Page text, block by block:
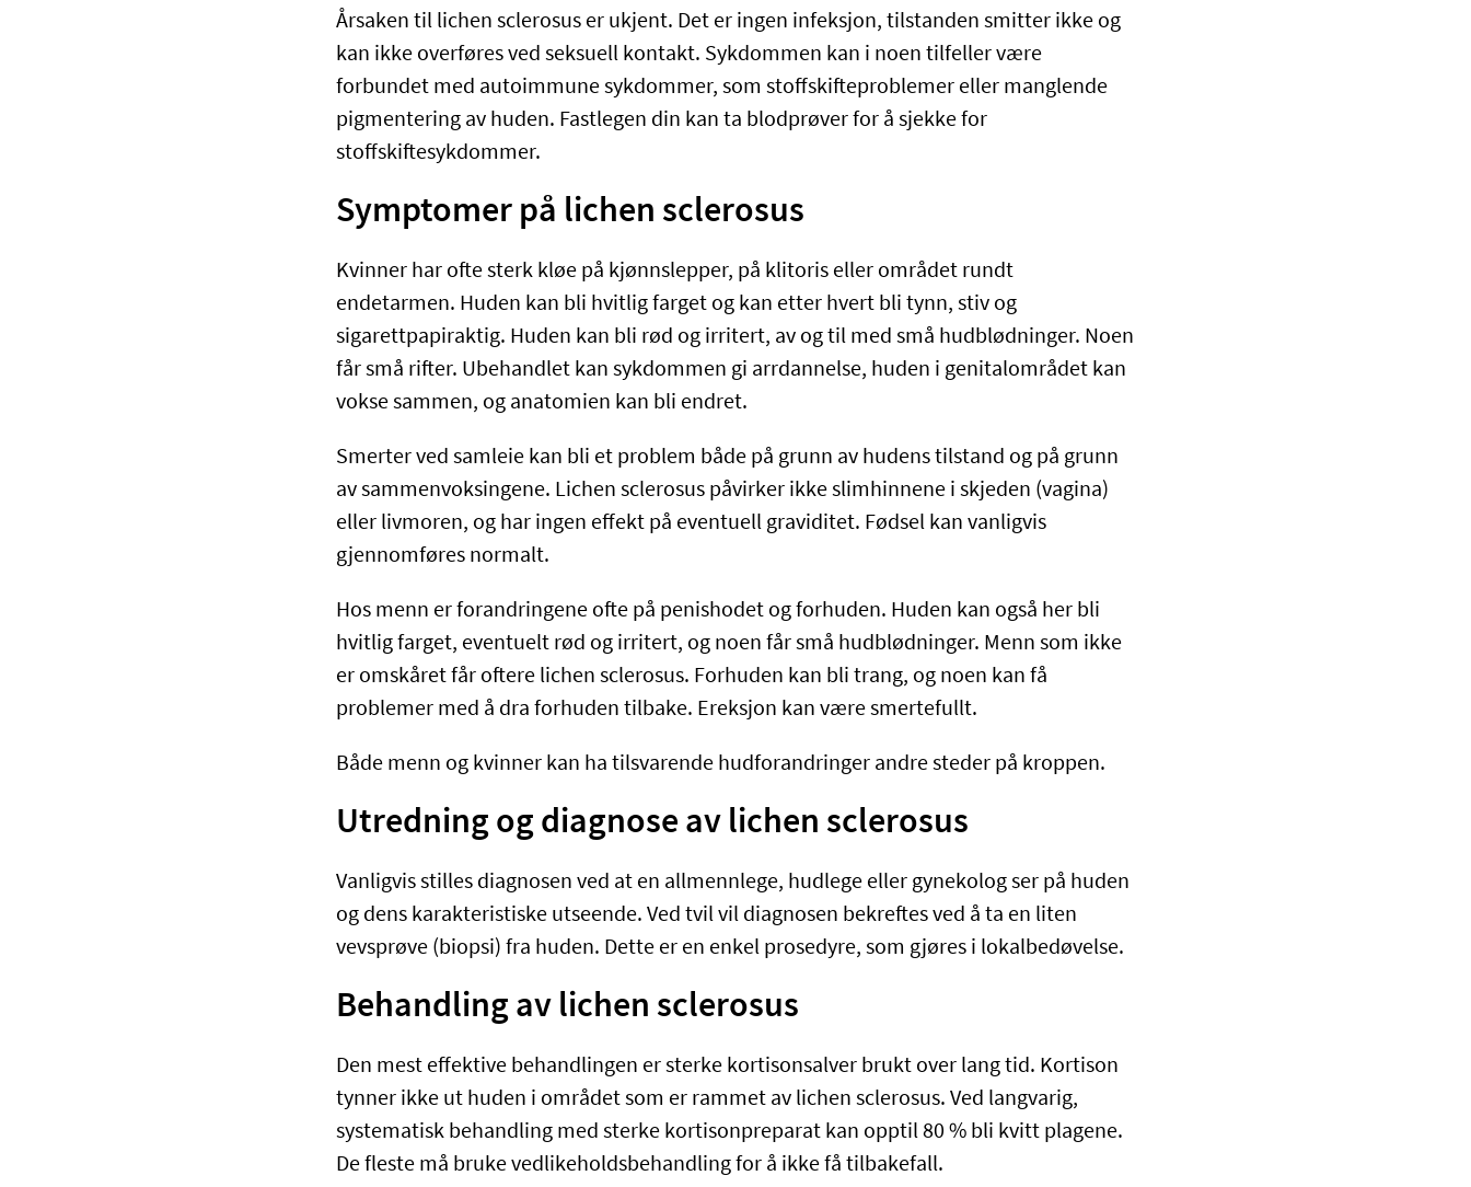
Årsaken til lichen sclerosus er ukjent. Det er ingen infeksjon, tilstanden smitter ikke og
kan ikke overføres ved seksuell kontakt. Sykdommen kan i noen tilfeller være
forbundet med autoimmune sykdommer, som stoffskifteproblemer eller manglende
pigmentering av huden. Fastlegen din kan ta blodprøver for å sjekke for
stoffskiftesykdommer.
Symptomer på lichen sclerosus
Kvinner har ofte sterk kløe på kjønnslepper, på klitoris eller området rundt
endetarmen. Huden kan bli hvitlig farget og kan etter hvert bli tynn, stiv og
sigarettpapiraktig. Huden kan bli rød og irritert, av og til med små hudblødninger. Noen
får små rifter. Ubehandlet kan sykdommen gi arrdannelse, huden i genitalområdet kan
vokse sammen, og anatomien kan bli endret.
Smerter ved samleie kan bli et problem både på grunn av hudens tilstand og på grunn
av sammenvoksingene. Lichen sclerosus påvirker ikke slimhinnene i skjeden (vagina)
eller livmoren, og har ingen effekt på eventuell graviditet. Fødsel kan vanligvis
gjennomføres normalt.
Hos menn er forandringene ofte på penishodet og forhuden. Huden kan også her bli
hvitlig farget, eventuelt rød og irritert, og noen får små hudblødninger. Menn som ikke
er omskåret får oftere lichen sclerosus. Forhuden kan bli trang, og noen kan få
problemer med å dra forhuden tilbake. Ereksjon kan være smertefullt.
Både menn og kvinner kan ha tilsvarende hudforandringer andre steder på kroppen.
Utredning og diagnose av lichen sclerosus
Vanligvis stilles diagnosen ved at en allmennlege, hudlege eller gynekolog ser på huden
og dens karakteristiske utseende. Ved tvil vil diagnosen bekreftes ved å ta en liten
vevsprøve (biopsi) fra huden. Dette er en enkel prosedyre, som gjøres i lokalbedøvelse.
Behandling av lichen sclerosus
Den mest effektive behandlingen er sterke kortisonsalver brukt over lang tid. Kortison
tynner ikke ut huden i området som er rammet av lichen sclerosus. Ved langvarig,
systematisk behandling med sterke kortisonpreparat kan opptil 80 % bli kvitt plagene.
De fleste må bruke vedlikeholdsbehandling for å ikke få tilbakefall.